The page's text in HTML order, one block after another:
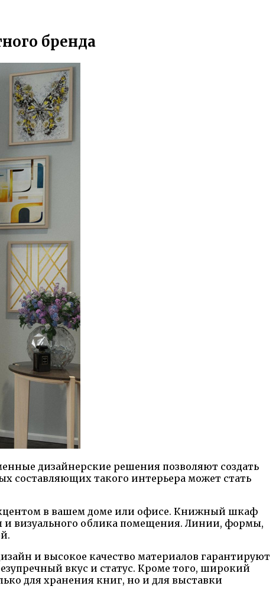
бренда
дизайнерские решения позволяют создать
составляющих такого интерьера может стать
в вашем доме или офисе. Книжный шкаф
и визуального облика помещения. Линии, формы,
и высокое качество материалов гарантируют
вкус и статус. Кроме того, широкий
для хранения книг, но и для выставки